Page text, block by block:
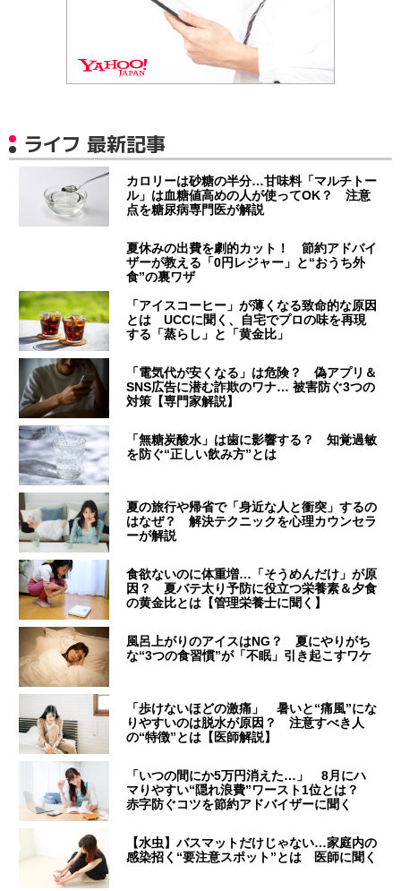
ライフ 最新記事
カロリーは砂糖の半分…甘味料「マルチトー
ル」は血糖値高めの人が使ってOK？ 注意
点を糖尿病専門医が解説
夏休みの出費を劇的カット！ 節約アドバイ
ザーが教える「0円レジャー」と“おうち外
食”の裏ワザ
「アイスコーヒー」が薄くなる致命的な原因
とは UCCに聞く、自宅でプロの味を再現
する「蒸らし」と「黄金比」
「電気代が安くなる」は危険？ 偽アプリ＆
SNS広告に潜む詐欺のワナ… 被害防ぐ3つの
対策【専門家解説】
「無糖炭酸水」は歯に影響する？ 知覚過敏
を防ぐ“正しい飲み方”とは
夏の旅行や帰省で「身近な人と衝突」するの
はなぜ？ 解決テクニックを心理カウンセラ
ーが解説
食欲ないのに体重増…「そうめんだけ」が原
因？ 夏バテ太り予防に役立つ栄養素＆夕食
の黄金比とは【管理栄養士に聞く】
風呂上がりのアイスはNG？ 夏にやりがち
な“3つの食習慣”が「不眠」引き起こすワケ
「歩けないほどの激痛」 暑いと“痛風”にな
りやすいのは脱水が原因？ 注意すべき人
の“特徴”とは【医師解説】
「いつの間にか5万円消えた…」 8月にハ
マりやすい“隠れ浪費”ワースト1位とは？
赤字防ぐコツを節約アドバイザーに聞く
【水虫】バスマットだけじゃない…家庭内の
感染招く“要注意スポット”とは 医師に聞く